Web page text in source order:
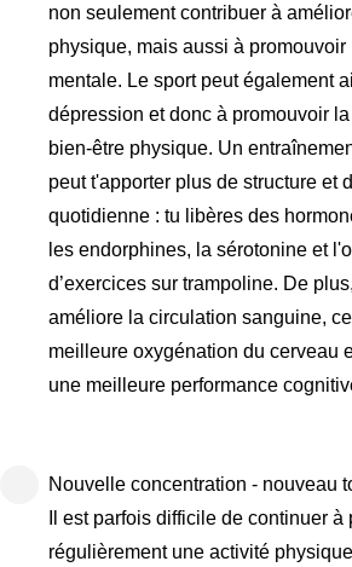
non seulement contribuer à
physique, mais aussi à
mentale. Le sport peut également
dépression et donc à promouvoir
bien-être physique. Un
peut t'apporter plus de structure et
quotidienne : tu libères des
les endorphines, la sérotonine et
d’exercices sur trampoline. De
améliore la circulation sanguine,
meilleure oxygénation du cerveau
une meilleure performance
Nouvelle concentration - nouveau
Il est parfois difficile de continuer à
régulièrement une activité